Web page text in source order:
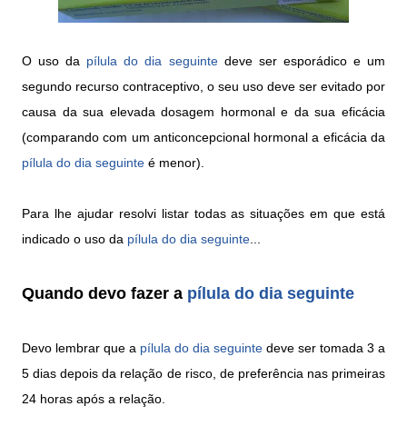
O uso da pílula do dia seguintedeve ser esporádico e um
segundo recurso contraceptivo, o seu uso deve ser evitado por
causa da sua elevada dosagem hormonal e da sua eficácia
(comparando com um anticoncepcional hormonal a eficácia da
pílula do dia seguinte é menor).
Para lhe ajudar resolvi listar todas as situações em que está
indicado o uso da pílula do dia seguinte
Quando devo fazer a pílula do dia seguinte
Devo lembrar que a pílula do dia seguinte deve ser tomada 3 a
5 dias depois da relação de risco, de preferência nas primeiras
24 horas após a relação.